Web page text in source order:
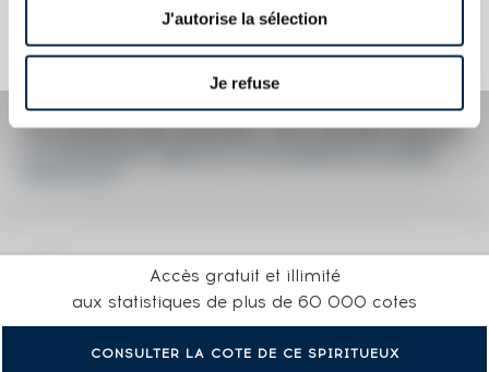
J'autorise la sélection
Je refuse
copier sans en avoir demandé préalablement la permission à
l'auteur.
Accès gratuit et illimité
aux statistiques de plus de 60 000 cotes
CONSULTER LA COTE DE CE SPIRITUEUX
LA COTE EN DÉTAIL DU SPIRITUEUX